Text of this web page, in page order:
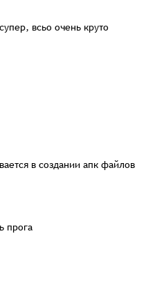
всьо очень круто
в создании апк файлов
прога